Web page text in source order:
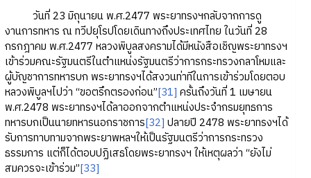
วันที่ 23 มิถุนายน พ.ศ.2477 พระยาทรงฯกลับจากการดู
งานการทหาร ณ ทวีปยุโรปโดยเดินทางถึงประเทศไทย ในวันที่ 28
กรกฎาคม พ.ศ.2477 หลวงพิบูลสงครามได้มีหนังสือเชิญพระยาทรงฯ
เข้าร่วมคณะรัฐมนตรีในตำแหน่งรัฐมนตรีว่าการกระทรวงกลาโหมและ
ผู้บัญชาการทหารบก พระยาทรงฯได้สงวนท่าทีในการเข้าร่วมโดยตอบ
หลวงพิบูลฯไปว่า “ขอตรึกตรองก่อน”[31] ครั้นถึงวันที่ 1 เมษายน
พ.ศ.2478 พระยาทรงฯได้ลาออกจากตำแหน่งประจำกรมยุทธการ
ทหารบกเป็นนายทหารนอกราชการ[32] ปลายปี 2478 พระยาทรงฯได้
รับการทาบทามจากพระยาพหลฯให้เป็นรัฐมนตรีว่าการกระทรวง
ธรรมการ แต่ก็ได้ตอบปฏิเสธโดยพระยาทรงฯ ให้เหตุผลว่า “ยังไม่
สมควรจะเข้าร่วม”[33]